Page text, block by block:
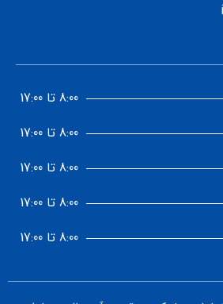
8:00 تا 17:00
8:00 تا 17:00
8:00 تا 17:00
8:00 تا 17:00
8:00 تا 17:00